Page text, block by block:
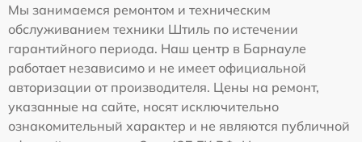
Мы занимаемся ремонтом и техническим
обслуживанием техники Штиль по истечении
гарантийного периода. Наш центр в Барнауле
работает независимо и не имеет официальной
авторизации от производителя. Цены на ремонт,
указанные на сайте, носят исключительно
ознакомительный характер и не являются публичной